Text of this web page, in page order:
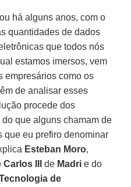
há alguns anos, com o
quantidades de dados
que todos nós
estamos imersos, vem
empresários como os
de analisar esses
procede dos
que alguns chamam de
eu prefiro denominar
Esteban Moro,
III de Madri e do
de